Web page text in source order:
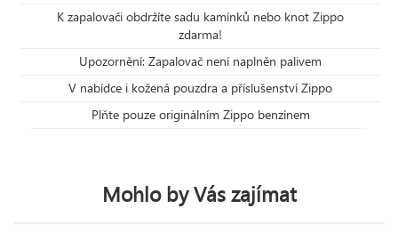
K zapalovači obdržíte sadu kamínků nebo knot Zippo
zdarma!
Upozornění: Zapalovač není naplněn palivem
V nabídce i kožená pouzdra a příslušenství Zippo
Plňte pouze originálním Zippo benzínem
Mohlo by Vás zajímat